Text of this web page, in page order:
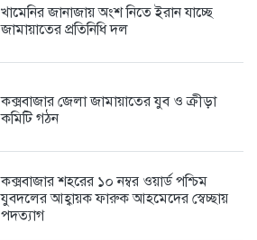
অদক্ষতা ও বহিরাগতদের দিয়ে দাপ্তরিক...
স্কপ কেন্দ্রীয় নেতৃবৃন্দের সঙ্গে কক্সবাজার...
সামুদ্রিক পরিবেশ রক্ষায় কুতুবদিয়া ব্লু...
খামেনির জানাজায় অংশ নিতে ইরান যাচ্ছে
জামায়াতের প্রতিনিধি দল
কক্সবাজার জেলা জামায়াতের যুব ও ক্রীড়া
কমিটি গঠন
কক্সবাজার শহরের ১০ নম্বর ওয়ার্ড পশ্চিম
যুবদলের আহ্বায়ক ফারুক আহমেদের স্বেচ্ছায়
পদত্যাগ